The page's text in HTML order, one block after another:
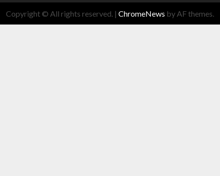
Copyright © All rights reserved. | ChromeNews by AF themes.